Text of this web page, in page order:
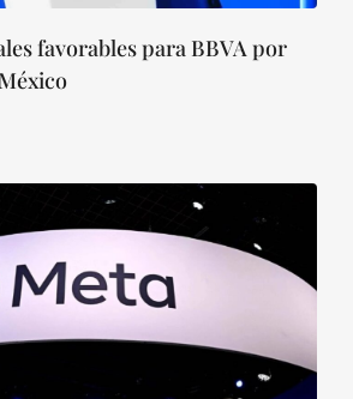
favorables para BBVA por